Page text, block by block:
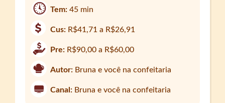
Tem:45 min
Cus: R$41,71 a R$26,91
Pre: R$90,00 a R$60,00
Autor: Bruna e você na confeitaria
Canal: Bruna e você na confeitaria